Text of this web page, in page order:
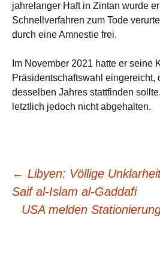
jahrelanger Haft in Zintan wurde
Schnellverfahren zum Tode
durch eine Amnestie frei.
Im November 2021 hatte er seine
Präsidentschaftswahl eingereicht,
desselben Jahres stattfinden
letztlich jedoch nicht abgehalten.
Beitragsnavigation
← Libyen: Völlige
Saif al-Islam al-Gaddafi
USA melden